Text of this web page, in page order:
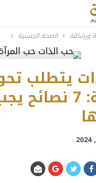
ورشاقة الصحة الجنسية
يتطلب
العقلية: 7 نصائح